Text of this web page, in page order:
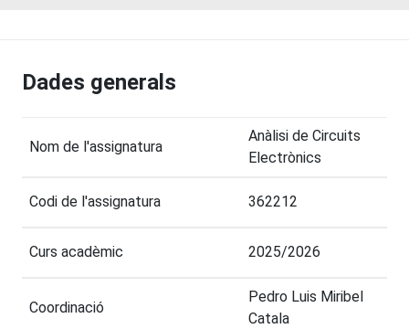
Dades generals
Nom de l'assignatura
Anàlisi de Circuits
Electrònics
Codi de l'assignatura 362212
Curs acadèmic 2025/2026
Coordinació
Pedro Luis Miribel
Catala